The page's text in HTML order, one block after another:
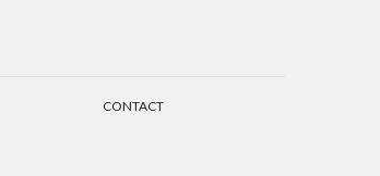
CONTACT